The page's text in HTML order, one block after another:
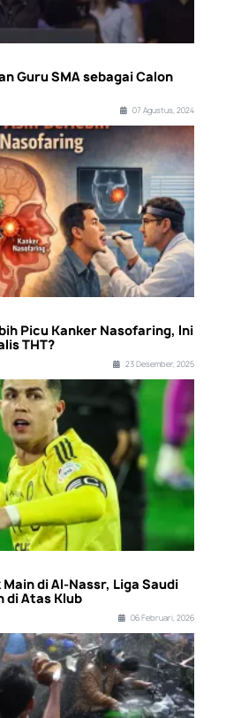
Guru SMA sebagai Calon
07 Agustus, 2024
Picu Kanker Nasofaring, Ini
THT?
23 Desember, 2025
di Al-Nassr, Liga Saudi
di Atas Klub
06 Februari, 2026